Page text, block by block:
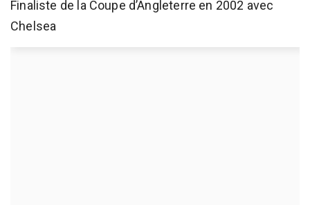
Finaliste de la Coupe d’Angleterre en 2002 avec
Chelsea